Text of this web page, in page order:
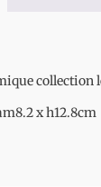
collection
x h12.8cm